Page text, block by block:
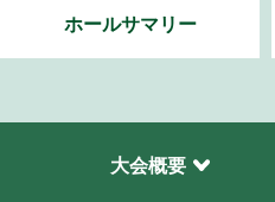
ホールサマリー
大会概要